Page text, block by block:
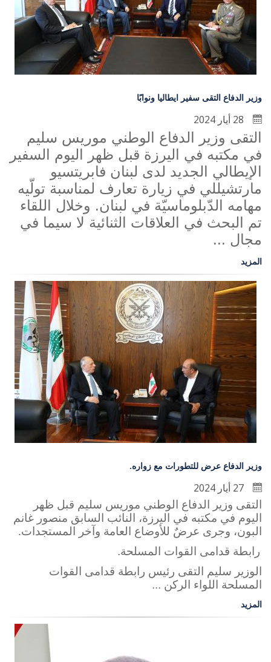
وزير الدفاع التقى سفير ايطاليا ونوابًا
التقى وزير الدفاع الوطني موريس سليم
في مكتبه في اليرزة قبل ظهر اليوم السفير
الإيطالي الجديد لدى لبنان فابريتسيو
مارتشيللي في زيارة تعارف لمناسبة تولّيه
مهامه الدّبلوماسيّة في لبنان. وخلال اللقاء
تم البحث في العلاقات الثنائية لا سيما في
مجال ...
المزيد
وزير الدفاع عرض للتطورات مع زواره.
التقى وزير الدفاع الوطني موريس سليم قبل ظهر
اليوم في مكتبه في اليرزة، النائب السابق منصور غانم
البون، وجرى عرضٌ للأوضاع العامة وآخر المستجدات.
رابطة قدامى القوات المسلحة.
الوزير سليم التقى رئيس رابطة قدامى القوات
المسلحة اللواء الركن ...
المزيد